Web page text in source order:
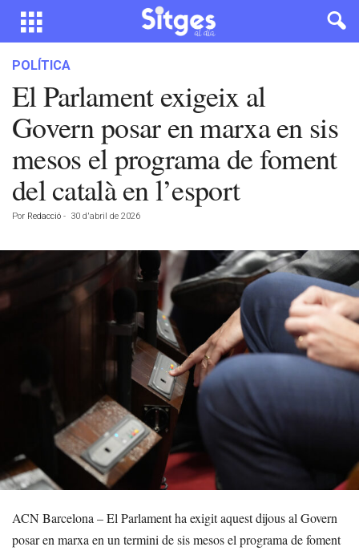
POLÍTICA
El Parlament exigeix al
Govern posar en marxa en sis
mesos el programa de foment
del català en l’esport
Por Redacció - 30 d'abril de 2026
ACN Barcelona – El Parlament ha exigit aquest dijous al Govern
posar en marxa en un termini de sis mesos el programa de foment